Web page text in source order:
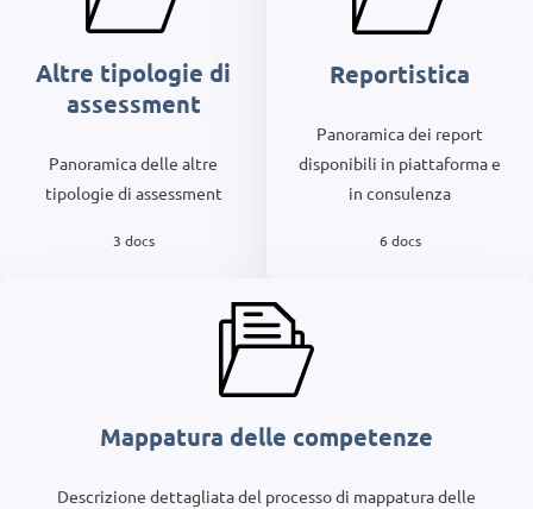
Altre tipologie di
assessment
Panoramica delle altre
tipologie di assessment
3 docs
Reportistica
Panoramica dei report
disponibili in piattaforma e
in consulenza
6 docs
Mappatura delle competenze
Descrizione dettagliata del processo di mappatura delle